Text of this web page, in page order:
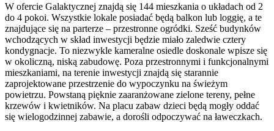
W ofercie Galaktycznej znajdą się 144 mieszkania o układach od 2
do 4 pokoi. Wszystkie lokale posiadać będą balkon lub loggię, a te
znajdujące się na parterze – przestronne ogródki. Sześć budynków
wchodzących w skład inwestycji będzie miało zaledwie cztery
kondygnacje. To niezwykle kameralne osiedle doskonale wpisze się
w okoliczną, niską zabudowę. Poza przestronnymi i funkcjonalnymi
mieszkaniami, na terenie inwestycji znajdą się starannie
zaprojektowane przestrzenie do wypoczynku na świeżym
powietrzu. Powstaną pięknie zaaranżowane zielone tereny, pełne
krzewów i kwietników. Na placu zabaw dzieci będą mogły oddać
się wielogodzinnej zabawie, a dorośli odpoczywać na ławeczkach.